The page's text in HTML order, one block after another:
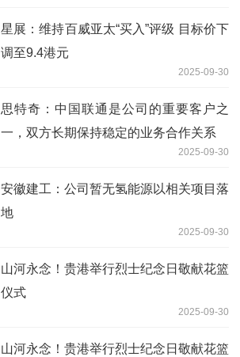
星展：维持百威亚太“买入”评级 目标价下
调至9.4港元
2025-09-30
思特奇：中国联通是公司的重要客户之
一，双方长期保持稳定的业务合作关系
2025-09-30
安徽建工：公司暂无氢能源以相关项目落
地
2025-09-30
山河永念！贵港举行烈士纪念日敬献花篮
仪式
2025-09-30
山河永念！贵港举行烈士纪念日敬献花篮